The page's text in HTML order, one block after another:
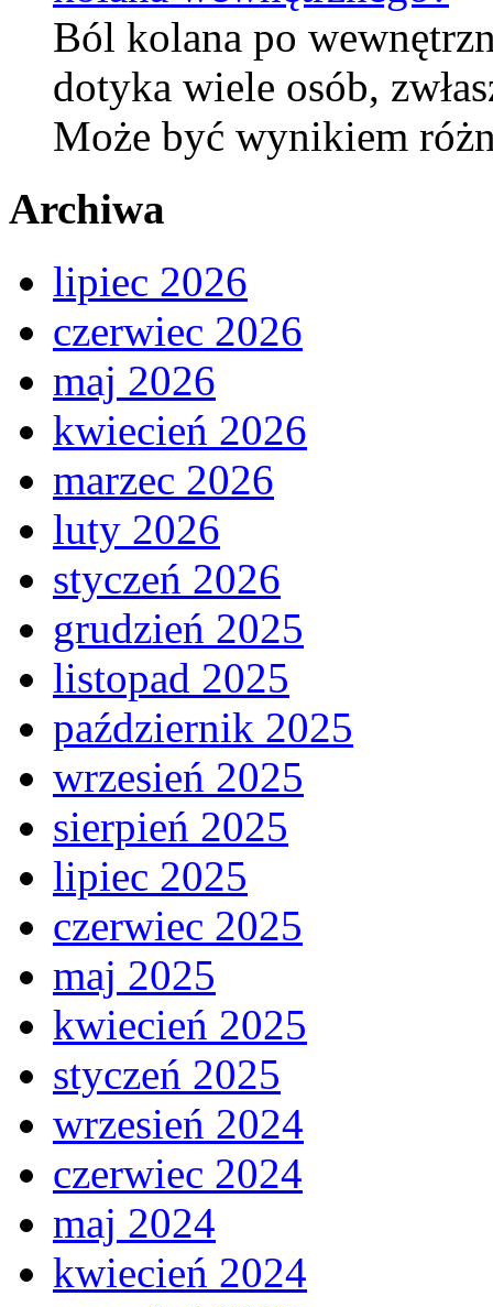
Ból kolana po
dotyka wiele osób,
Może być wynikiem
Archiwa
lipiec 2026
czerwiec 2026
maj 2026
kwiecień 2026
marzec 2026
luty 2026
styczeń 2026
grudzień 2025
listopad 2025
październik 2025
wrzesień 2025
sierpień 2025
lipiec 2025
czerwiec 2025
maj 2025
kwiecień 2025
styczeń 2025
wrzesień 2024
czerwiec 2024
maj 2024
kwiecień 2024